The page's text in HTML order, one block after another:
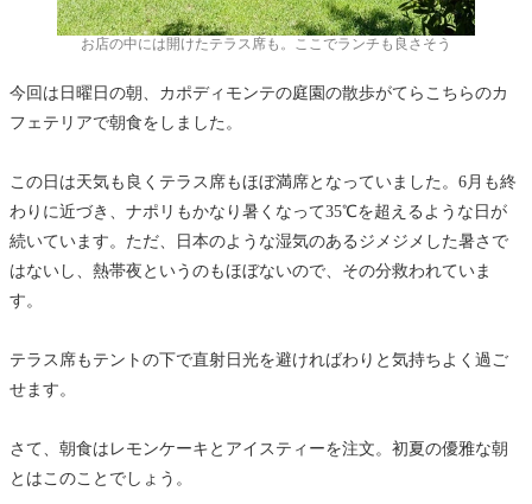
お店の中には開けたテラス席も。ここでランチも良さそう
今回は日曜日の朝、カポディモンテの庭園の散歩がてらこちらのカ
フェテリアで朝食をしました。
この日は天気も良くテラス席もほぼ満席となっていました。6月も終
わりに近づき、ナポリもかなり暑くなって35℃を超えるような日が
続いています。ただ、日本のような湿気のあるジメジメした暑さで
はないし、熱帯夜というのもほぼないので、その分救われていま
す。
テラス席もテントの下で直射日光を避ければわりと気持ちよく過ご
せます。
さて、朝食はレモンケーキとアイスティーを注文。初夏の優雅な朝
とはこのことでしょう。